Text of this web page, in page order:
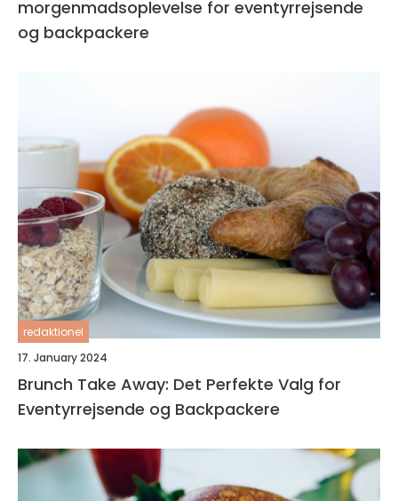
morgenmadsoplevelse for eventyrrejsende
og backpackere
redaktionel
17. January 2024
Brunch Take Away: Det Perfekte Valg for
Eventyrrejsende og Backpackere